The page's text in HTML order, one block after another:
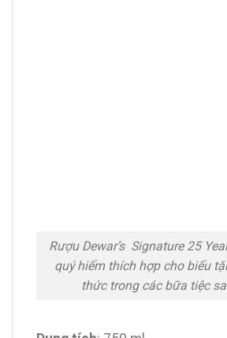
Rượu Dewar’s Signature 25
quý hiếm thích hợp cho biếu
thức trong các bữa tiệc